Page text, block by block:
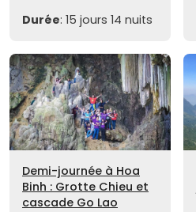
Durée: 15 jours 14 nuits
Demi-journée à Hoa
Binh : Grotte Chieu et
cascade Go Lao